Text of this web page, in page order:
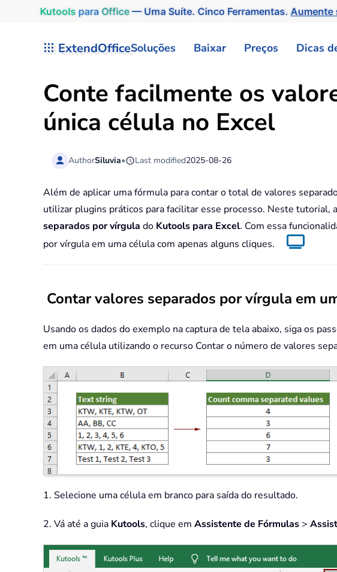
Kutools para Office— Uma Suíte. Cinco Ferramentas.Aumente
ExtendOfficeSoluções Baixar Preços Dicas
Conte facilmente os
única célula no Excel
AuthorSiluvia• Last modified2025-08-26
Além de aplicar uma fórmula para contar o total de valores
utilizar plugins práticos para facilitar esse processo. Neste tutorial,
separados por vírgula do Kutools para Excel. Com essa
por vírgula em uma célula com apenas alguns cliques.
Contar valores separados por vírgula em
Usando os dados do exemplo na captura de tela abaixo, siga os
em uma célula utilizando o recurso Contar o número de valores
1. Selecione uma célula em branco para saída do resultado.
2. Vá até a guia Kutools, clique em Assistente de Fórmulas >